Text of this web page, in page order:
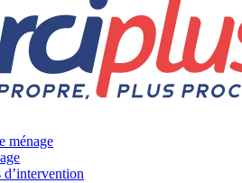
ménage
d’intervention